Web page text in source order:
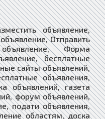
объявление,
Отправить
Форма
бесплатные
сайты объявлений,
объявления,
объявлений, газета
форум объявлений,
подати объявления,
областям, доска